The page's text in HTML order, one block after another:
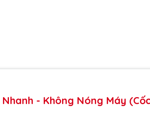
- Không Nóng Máy